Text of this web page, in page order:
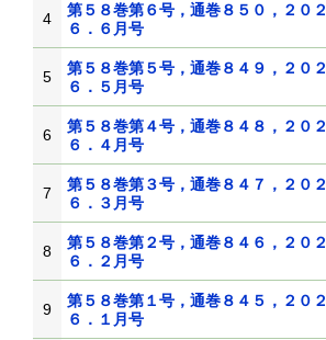
4
第５８巻第６号，通巻８５０，２０２
６．６月号
5
第５８巻第５号，通巻８４９，２０２
６．５月号
6
第５８巻第４号，通巻８４８，２０２
６．４月号
7
第５８巻第３号，通巻８４７，２０２
６．３月号
8
第５８巻第２号，通巻８４６，２０２
６．２月号
9
第５８巻第１号，通巻８４５，２０２
６．１月号